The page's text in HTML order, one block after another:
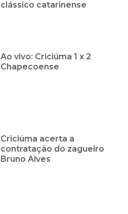
clássico catarinense
Ao vivo: Criciúma 1 x 2
Chapecoense
Criciúma acerta a
contratação do zagueiro
Bruno Alves